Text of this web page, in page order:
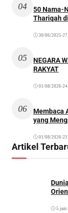
04
50 Nama-
Thariqah
30/06/2025 •
05
NEGARA
RAKYAT
01/08/2026•
06
Membaca
yang
01/08/2026•
Artikel
5 jam